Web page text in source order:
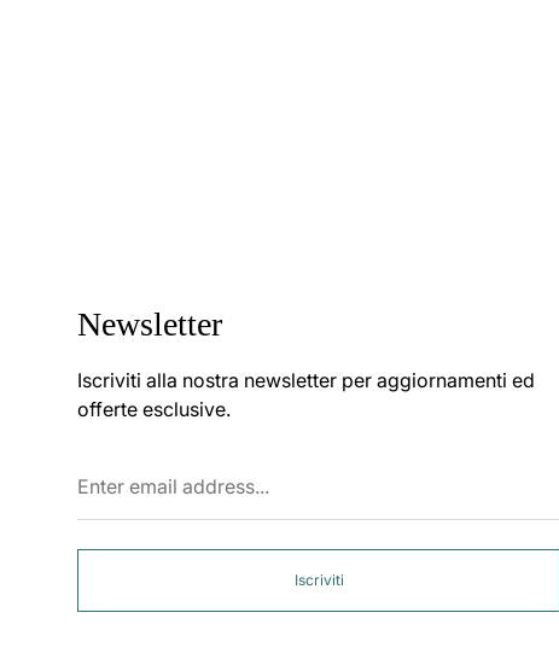
Newsletter
Iscriviti alla nostra newsletter per aggiornamenti ed
offerte esclusive.
email
Iscriviti